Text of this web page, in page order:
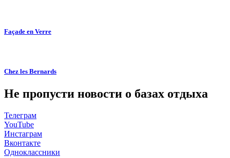
Façade en Verre
Chez les Bernards
Не пропусти новости о базах отдыха
Телеграм
YouTube
Инстаграм
Вконтакте
Одноклассники